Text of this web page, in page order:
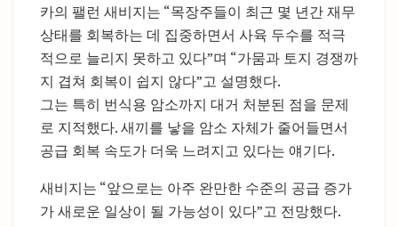
카의 팰런 새비지는 “목장주들이 최근 몇 년간 재무
상태를 회복하는 데 집중하면서 사육 두수를 적극
적으로 늘리지 못하고 있다”며 “가뭄과 토지 경쟁까
지 겹쳐 회복이 쉽지 않다”고 설명했다.
그는 특히 번식용 암소까지 대거 처분된 점을 문제
로 지적했다. 새끼를 낳을 암소 자체가 줄어들면서
공급 회복 속도가 더욱 느려지고 있다는 얘기다.
새비지는 “앞으로는 아주 완만한 수준의 공급 증가
가 새로운 일상이 될 가능성이 있다”고 전망했다.